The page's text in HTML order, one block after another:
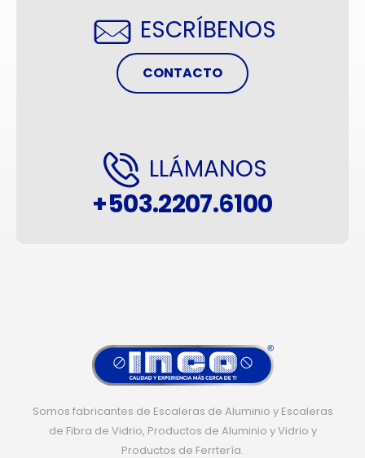
ESCRÍBENOS
CONTACTO
LLÁMANOS
+503.2207.6100
Somos fabricantes de Escaleras de Aluminio y Escaleras
de Fibra de Vidrio, Productos de Aluminio y Vidrio y
Productos de Ferrtería.